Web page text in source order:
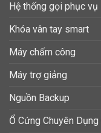
Hệ thống gọi phục vụ
Khóa vân tay smart
Máy chấm công
Máy trợ giảng
Nguồn Backup
Ổ Cứng Chuyên